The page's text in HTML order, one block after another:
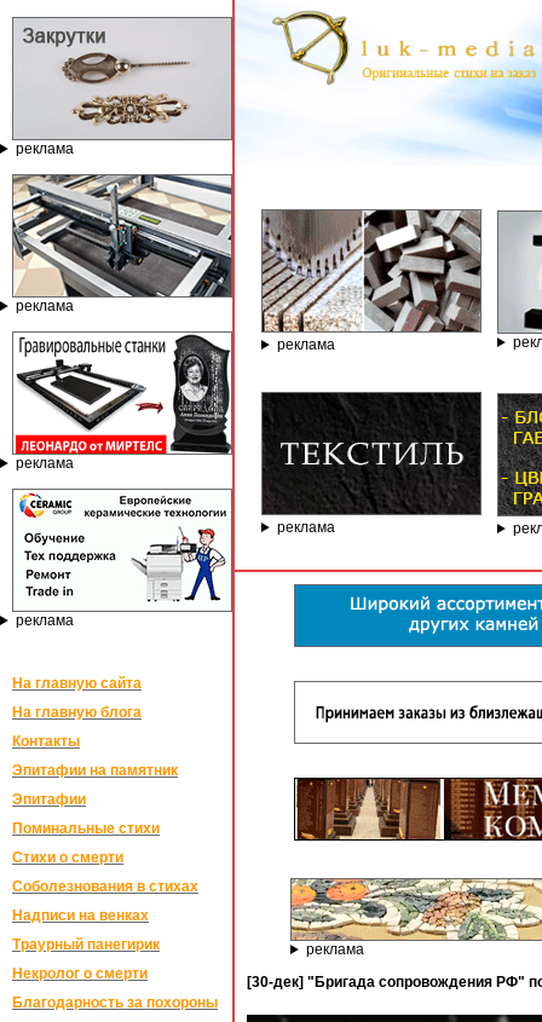
реклама
реклама
реклама
реклама
На главную сайта
На главную блога
Контакты
Эпитафии на памятник
Эпитафии
Поминальные стихи
Стихи о смерти
Соболезнования в стихах
Надписи на венках
Траурный панегирик
Некролог о смерти
Благодарность за похороны
реклама
реклама
реклама
[30-дек] "Бригада сопровождения РФ"